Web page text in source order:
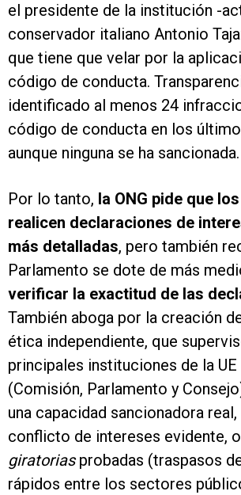
el presidente de la institución -
conservador italiano Antonio
que tiene que velar por la
código de conducta.
identificado al menos 24
código de conducta en los
aunque ninguna se ha sancionada.
Por lo tanto, la ONG pide que
realicen declaraciones de
más detalladas, pero también
Parlamento se dote de más
verificar la exactitud de las
También aboga por la creación
ética independiente, que
principales instituciones de la UE
(Comisión, Parlamento y
una capacidad sancionadora
conflicto de intereses evidente,
giratoriasprobadas (traspasos
rápidos entre los sectores